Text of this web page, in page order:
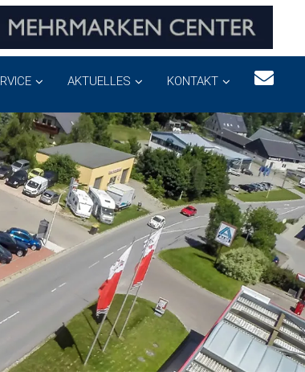
AKTUELLES KONTAKT